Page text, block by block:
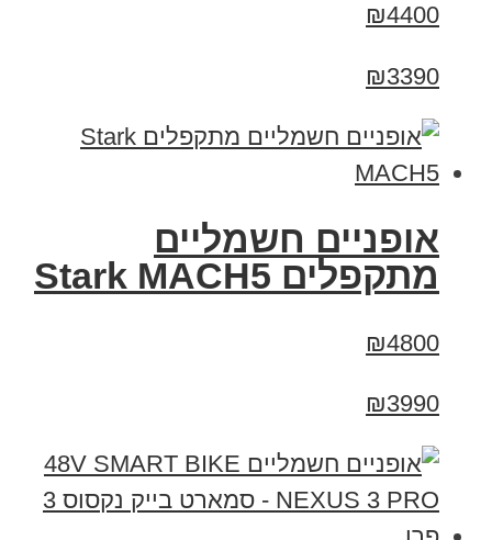
₪4400
₪3390
‏אופניים חשמליים
‏מתקפלים Stark MACH5
₪4800
₪3990